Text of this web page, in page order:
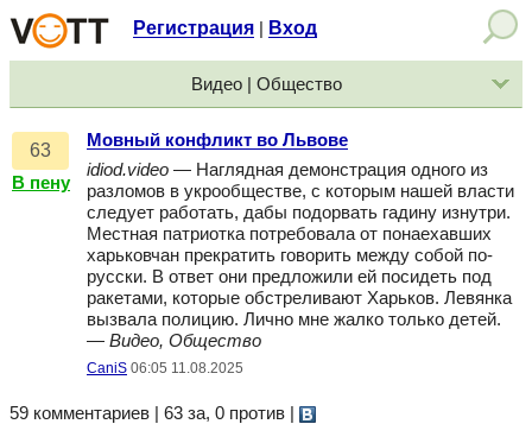
Регистрация Вход
Видео | Общество
63
В пену
Мовный конфликт во Львове
idiod.video — Наглядная демонстрация одного из
разломов в укрообществе, с которым нашей власти
следует работать, дабы подорвать гадину изнутри.
Местная патриотка потребовала от понаехавших
харьковчан прекратить говорить между собой по-
русски. В ответ они предложили ей посидеть под
ракетами, которые обстреливают Харьков. Левянка
вызвала полицию. Лично мне жалко только детей.
— Видео, Общество
CaniS 06:05 11.08.2025
59 комментариев | 63 за, 0 против